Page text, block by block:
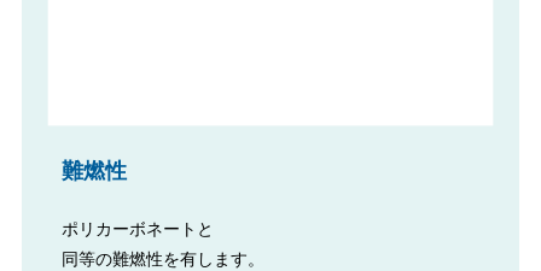
難燃性
ポリカーボネートと
同等の難燃性を有します。